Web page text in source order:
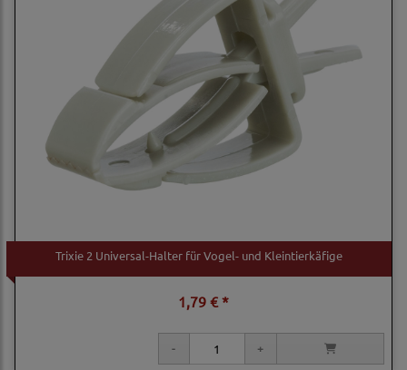
Trixie 2 Universal-Halter für Vogel- und Kleintierkäfige
1,79 € *